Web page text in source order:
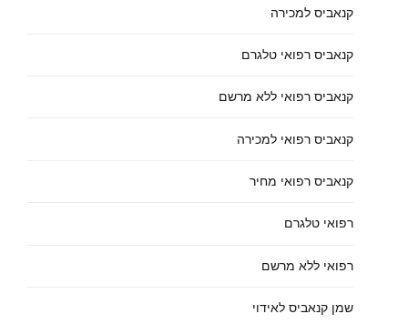
קנאביס למכירה
קנאביס רפואי טלגרם
קנאביס רפואי ללא מרשם
קנאביס רפואי למכירה
קנאביס רפואי מחיר
רפואי טלגרם
רפואי ללא מרשם
שמן קנאביס לאידוי